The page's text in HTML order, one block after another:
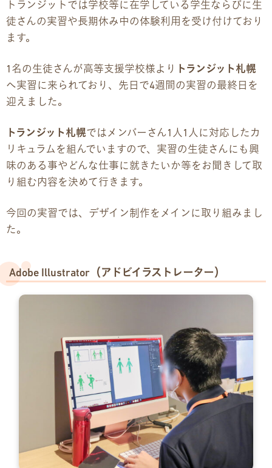
スキルアップ診断
デジタルパンフレット
広報チラシ・刊行物
アクセス・ご案内
交通アクセス
Q&A
プライバシーポリシー
お問い合わせ
お問い合わせ
見学・体験のお申し込み
各種SNS
トランジットでは学校等に在学している学生ならびに生
徒さんの実習や長期休み中の体験利用を受け付けており
ます。
1名の生徒さんが高等支援学校様より
トランジット札幌
へ実習に来られており、先日で4週間の実習の最終日を
迎えました。
トランジット札幌ではメンバーさん1人1人に対応したカ
リキュラムを組んでいますので、実習の生徒さんにも興
味のある事やどんな仕事に就きたいか等をお聞きして取
り組む内容を決めて行きます。
今回の実習では、デザイン制作をメインに取り組みまし
た。
Adobe Illustrator（アドビイラストレーター）